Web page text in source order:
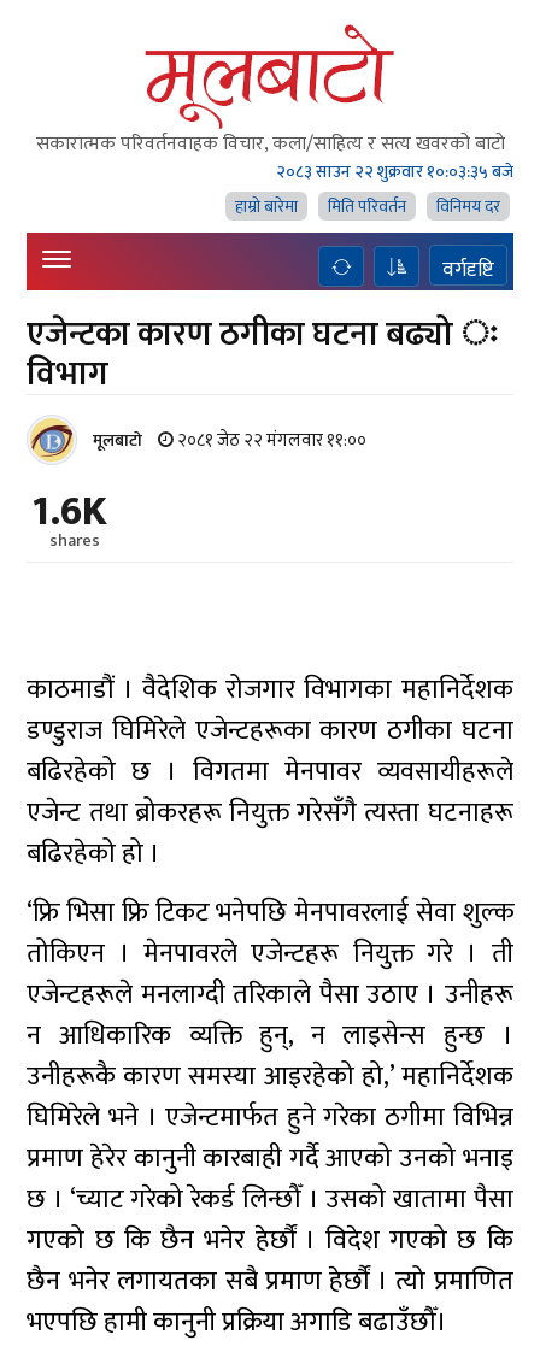
सकारात्मक परिवर्तनवाहक विचार, कला/साहित्य र सत्य खवरको बाटाे
२०८३ साउन २२ शुक्रवार१०:०३:३६ बजे
हाम्राे बारेमा
मिति परिवर्तन विनिमय दर
वर्गदृष्टि
एजेन्टका कारण ठगीका घटना बढ्यो ः
विभाग
मूलबाटाे २०८१ जेठ २२ मंगलवार ११:००
1.6K
shares
काठमाडौं । वैदेशिक रोजगार विभागका महानिर्देशक
डण्डुराज घिमिरेले एजेन्टहरूका कारण ठगीका घटना
बढिरहेको छ । विगतमा मेनपावर व्यवसायीहरूले
एजेन्ट तथा ब्रोकरहरू नियुक्त गरेसँगै त्यस्ता घटनाहरू
बढिरहेको हो ।
‘फ्रि भिसा फ्रि टिकट भनेपछि मेनपावरलाई सेवा शुल्क
तोकिएन । मेनपावरले एजेन्टहरू नियुक्त गरे । ती
एजेन्टहरूले मनलाग्दी तरिकाले पैसा उठाए । उनीहरू
न आधिकारिक व्यक्ति हुन्, न लाइसेन्स हुन्छ ।
उनीहरूकै कारण समस्या आइरहेको हो,’ महानिर्देशक
घिमिरेले भने । एजेन्टमार्फत हुने गरेका ठगीमा विभिन्न
प्रमाण हेरेर कानुनी कारबाही गर्दै आएको उनको भनाइ
छ । ‘च्याट गरेको रेकर्ड लिन्छौँ । उसको खातामा पैसा
गएको छ कि छैन भनेर हेर्छौं । विदेश गएको छ कि
छैन भनेर लगायतका सबै प्रमाण हेर्छौं । त्यो प्रमाणित
भएपछि हामी कानुनी प्रक्रिया अगाडि बढाउँछौँ।